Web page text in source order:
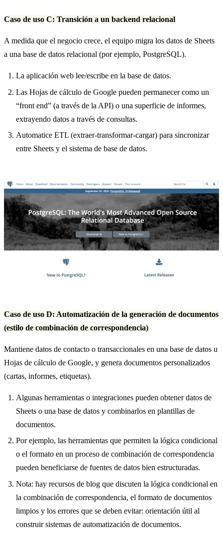
Caso de uso C: Transición a un backend relacional
A medida que el negocio crece, el equipo migra los datos de Sheets
a una base de datos relacional (por ejemplo, PostgreSQL).
La aplicación web lee/escribe en la base de datos.
Las Hojas de cálculo de Google pueden permanecer como un
“front end” (a través de la API) o una superficie de informes,
extrayendo datos a través de consultas.
Automatice ETL (extraer-transformar-cargar) para sincronizar
entre Sheets y el sistema de base de datos.
Caso de uso D: Automatización de la generación de documentos
(estilo de combinación de correspondencia)
Mantiene datos de contacto o transaccionales en una base de datos u
Hojas de cálculo de Google, y genera documentos personalizados
(cartas, informes, etiquetas).
Algunas herramientas o integraciones pueden obtener datos de
Sheets o una base de datos y combinarlos en plantillas de
documentos.
Por ejemplo, las herramientas que permiten la lógica condicional
o el formato en un proceso de combinación de correspondencia
pueden beneficiarse de fuentes de datos bien estructuradas.
Nota: hay recursos de blog que discuten la lógica condicional en
la combinación de correspondencia, el formato de documentos
limpios y los errores que se deben evitar: orientación útil al
construir sistemas de automatización de documentos.